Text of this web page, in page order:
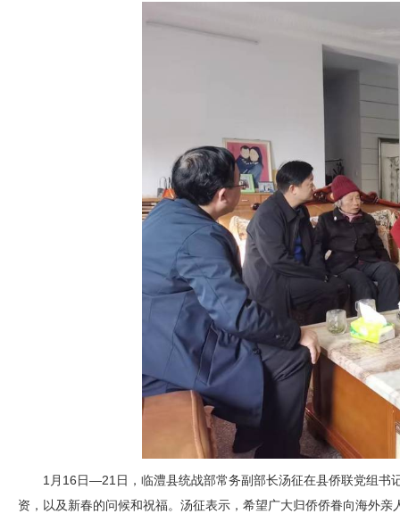
1月16日—21日，临澧县统战部常务副部长汤征在县侨联党组书
资，以及新春的问候和祝福。汤征表示，希望广大归侨侨眷向海外